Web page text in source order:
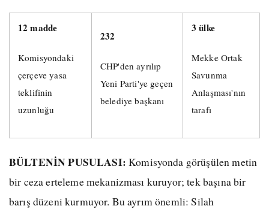
12 madde
Komisyondaki
çerçeve yasa
teklifinin
uzunluğu
232
CHP'den ayrılıp
Yeni Parti'ye geçen
belediye başkanı
3 ülke
Mekke Ortak
Savunma
Anlaşması'nın
tarafı
BÜLTENİN PUSULASI: Komisyonda görüşülen metin
bir ceza erteleme mekanizması kuruyor; tek başına bir
barış düzeni kurmuyor. Bu ayrım önemli: Silah